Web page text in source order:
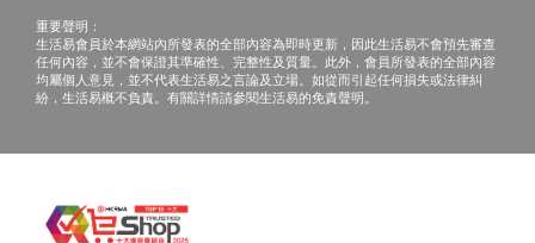
>法馳歐（香港）有限公司客戶服務部：2796 3138/
電郵: cs@fachioohk.com
> 此產品由法馳歐（香港）有限公司提供。
購health.ESDlife保留最終決議權。
重要聲明：
生活易會員於本網站內所發表的全部內容為即時更新，因此生活易不會預先審查
任何內容，並不會保證其準確性、完整性及質量。此外，會員所發表的全部內容
均屬個人意見，並不代表生活易之言論及立場。如從而引起任何損失或法律糾
紛，生活易概不負責。有關詳情請參閱生活易的免責聲明。